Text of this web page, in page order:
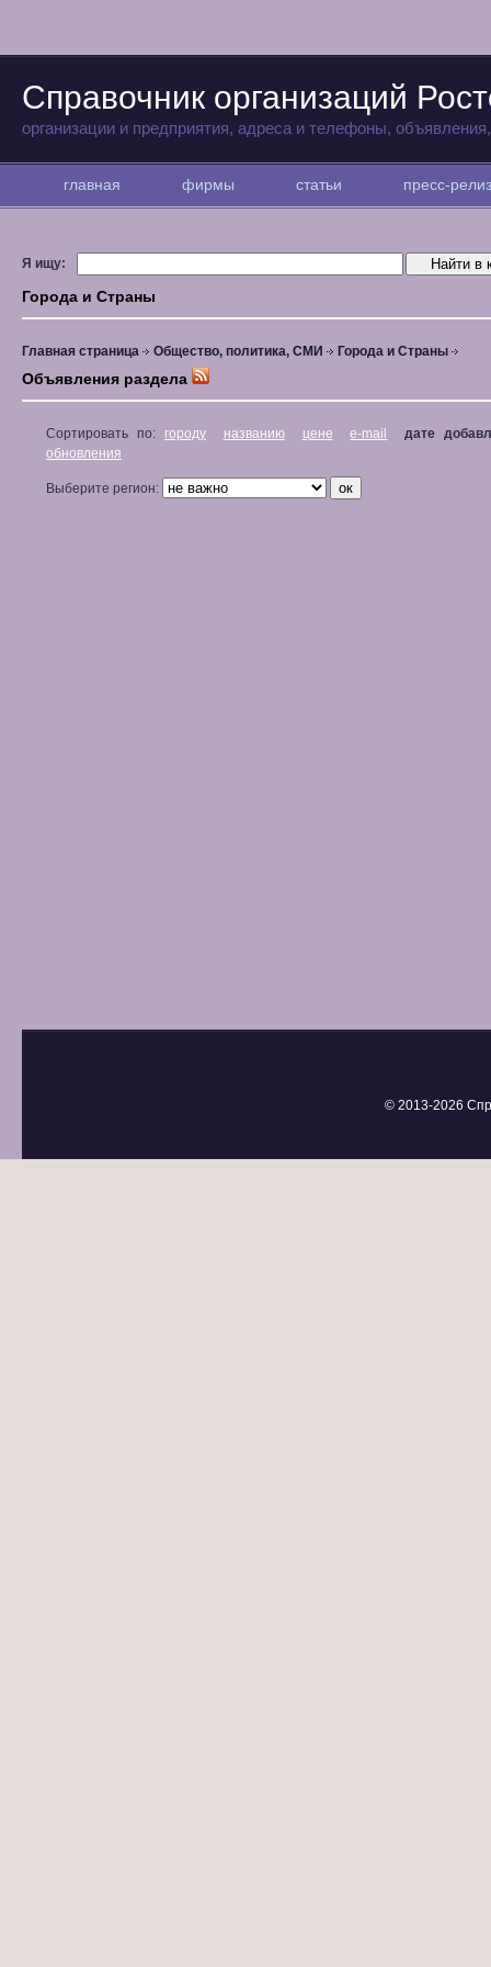
Справочник организаций
организации и предприятия, адреса и телефоны,
главная фирмы статьи пресс-
Я ищу:
Города и Страны
Главная страница Общество, политика, СМИ Города и Страны
Объявления раздела
Сортировать по: городу названию цене e-mail
дате
обновления
Выберите регион:
© 2013-2026